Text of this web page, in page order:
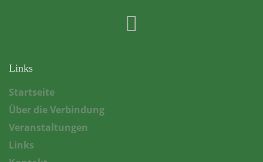
Links
Startseite
Über die Verbindung
Veranstaltungen
Links